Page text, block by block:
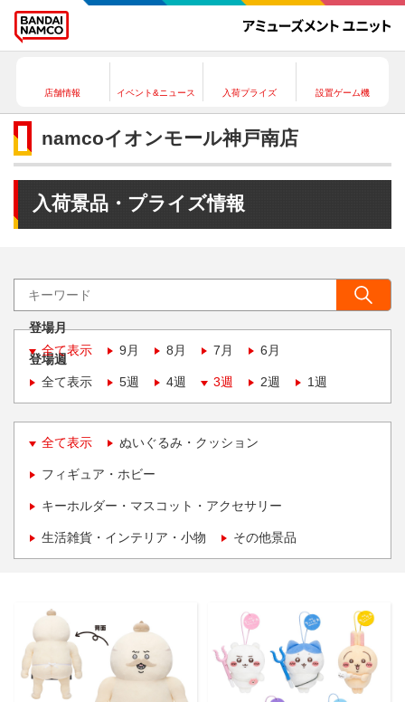
店舗情報 イベント&ニュース 入荷プライズ 設置ゲーム機
namcoイオンモール神戸南店
入荷景品・プライズ情報
登場月
全て表示
9月 8月 7月 6月
登場週
全て表示
5週 4週 3週 2週 1週
全て表示 ぬいぐるみ・クッション
フィギュア・ホビー
キーホルダー・マスコット・アクセサリー
生活雑貨・インテリア・小物 その他景品